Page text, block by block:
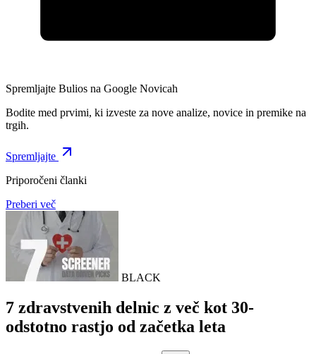
Spremljajte Bulios na Google Novicah
Bodite med prvimi, ki izveste za nove analize, novice in premike na
trgih.
Spremljajte
Priporočeni članki
Preberi več
BLACK
7 zdravstvenih delnic z več kot 30-
odstotno rastjo od začetka leta